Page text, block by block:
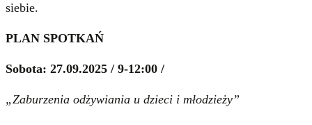
siebie.
PLAN SPOTKAŃ
Sobota: 27.09.2025 / 9-12:00 /
„Zaburzenia odżywiania u dzieci i młodzieży”